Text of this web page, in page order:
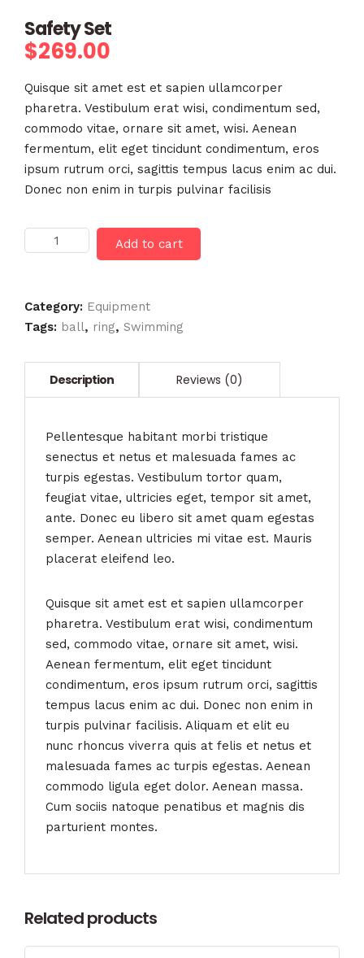
Safety Set
$269.00
Quisque sit amet est et sapien ullamcorper
pharetra. Vestibulum erat wisi, condimentum sed,
commodo vitae, ornare sit amet, wisi. Aenean
fermentum, elit eget tincidunt condimentum, eros
ipsum rutrum orci, sagittis tempus lacus enim ac dui.
Donec non enim in turpis pulvinar facilisis
Safety
Set
Add to cart
Category: Equipment
Tags: ball, ring, Swimming
Pellentesque habitant morbi tristique
senectus et netus et malesuada fames ac
turpis egestas. Vestibulum tortor quam,
feugiat vitae, ultricies eget, tempor sit amet,
ante. Donec eu libero sit amet quam egestas
semper. Aenean ultricies mi vitae est. Mauris
placerat eleifend leo.
Quisque sit amet est et sapien ullamcorper
pharetra. Vestibulum erat wisi, condimentum
sed, commodo vitae, ornare sit amet, wisi.
Aenean fermentum, elit eget tincidunt
condimentum, eros ipsum rutrum orci, sagittis
tempus lacus enim ac dui. Donec non enim in
turpis pulvinar facilisis. Aliquam et elit eu
nunc rhoncus viverra quis at felis et netus et
malesuada fames ac turpis egestas. Aenean
commodo ligula eget dolor. Aenean massa.
Cum sociis natoque penatibus et magnis dis
parturient montes.
Related products